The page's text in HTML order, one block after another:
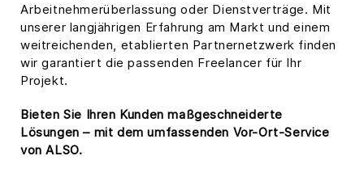
Arbeitnehmerüberlassung oder Dienstverträge. Mit
unserer langjährigen Erfahrung am Markt und einem
weitreichenden, etablierten Partnernetzwerk finden
wir garantiert die passenden Freelancer für Ihr
Projekt.
Bieten Sie Ihren Kunden maßgeschneiderte
Lösungen – mit dem umfassenden Vor-Ort-Service
von ALSO.